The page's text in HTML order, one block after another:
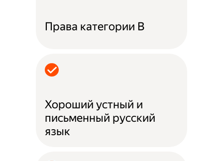
Права категории B
Хороший устный и
письменный русский
язык